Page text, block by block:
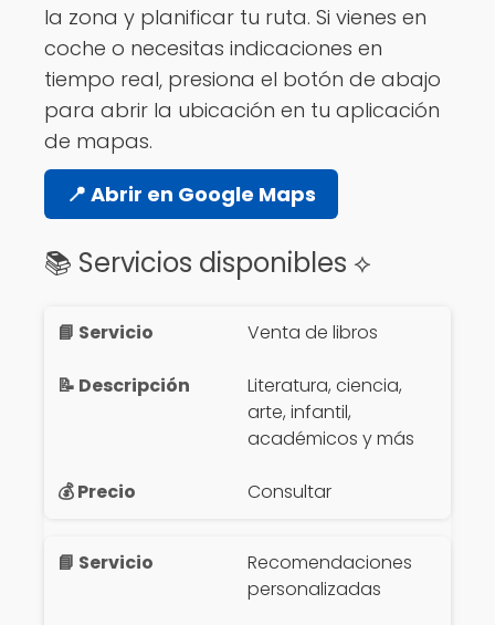
la zona y planificar tu ruta. Si vienes en
coche o necesitas indicaciones en
tiempo real, presiona el botón de abajo
para abrir la ubicación en tu aplicación
de mapas.
📍 Abrir en Google Maps
📚 Servicios disponibles ⟡
Venta de libros
Literatura, ciencia,
arte, infantil,
académicos y más
Consultar
Recomendaciones
personalizadas